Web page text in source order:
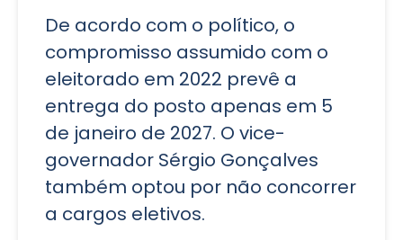
De acordo com o político, o
compromisso assumido com o
eleitorado em 2022 prevê a
entrega do posto apenas em 5
de janeiro de 2027. O vice-
governador Sérgio Gonçalves
também optou por não concorrer
a cargos eletivos.